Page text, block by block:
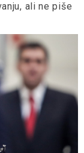
ali ne piše